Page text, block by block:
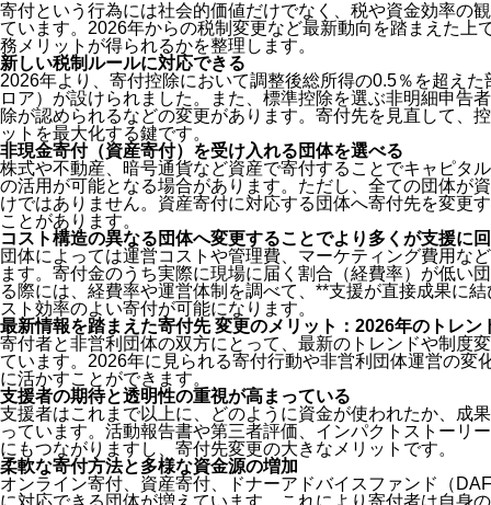
寄付という行為には社会的価値だけでなく、税や資金効率の
ています。2026年からの税制変更など最新動向を踏まえた上
務メリットが得られるかを整理します。
新しい税制ルールに対応できる
2026年より、寄付控除において調整後総所得の0.5％を超え
ロア）が設けられました。また、標準控除を選ぶ非明細申告
除が認められるなどの変更があります。寄付先を見直して、
ットを最大化する鍵です。
非現金寄付（資産寄付）を受け入れる団体を選べる
株式や不動産、暗号通貨など資産で寄付することでキャピタ
の活用が可能となる場合があります。ただし、全ての団体が
けではありません。資産寄付に対応する団体へ寄付先を変更
ことがあります。
コスト構造の異なる団体へ変更することでより多くが支援に
団体によっては運営コストや管理費、マーケティング費用な
ます。寄付金のうち実際に現場に届く割合（経費率）が低い
る際には、経費率や運営体制を調べて、**支援が直接成果に
スト効率のよい寄付が可能になります。
最新情報を踏まえた寄付先 変更のメリット：2026年のトレン
寄付者と非営利団体の双方にとって、最新のトレンドや制度
ています。2026年に見られる寄付行動や非営利団体運営の変
に活かすことができます。
支援者の期待と透明性の重視が高まっている
支援者はこれまで以上に、どのように資金が使われたか、成
っています。活動報告書や第三者評価、インパクトストーリ
にもつながりますし、寄付先変更の大きなメリットです。
柔軟な寄付方法と多様な資金源の増加
オンライン寄付、資産寄付、ドナーアドバイスファンド（
に対応できる団体が増えています。これにより寄付者は自身